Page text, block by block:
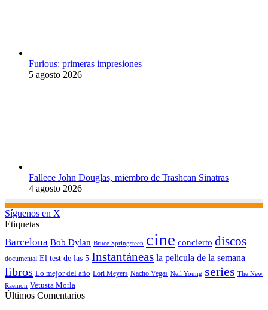
Furious: primeras impresiones
5 agosto 2026
Fallece John Douglas, miembro de Trashcan Sinatras
4 agosto 2026
Síguenos en X
Etiquetas
Barcelona Bob Dylan Bruce Springsteen cine concierto discos
documental El test de las 5 Instantáneas la pelicula de la semana
libros Lo mejor del año Lori Meyers Nacho Vegas Neil Young series The New
Raemon Vetusta Morla
Últimos Comentarios